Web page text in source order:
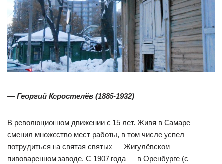
— Георгий Коростелёв (1885-1932)
В революционном движении с 15 лет. Живя в Самаре
сменил множество мест работы, в том числе успел
потрудиться на святая святых — Жигулёвском
пивоваренном заводе. С 1907 года — в Оренбурге (с